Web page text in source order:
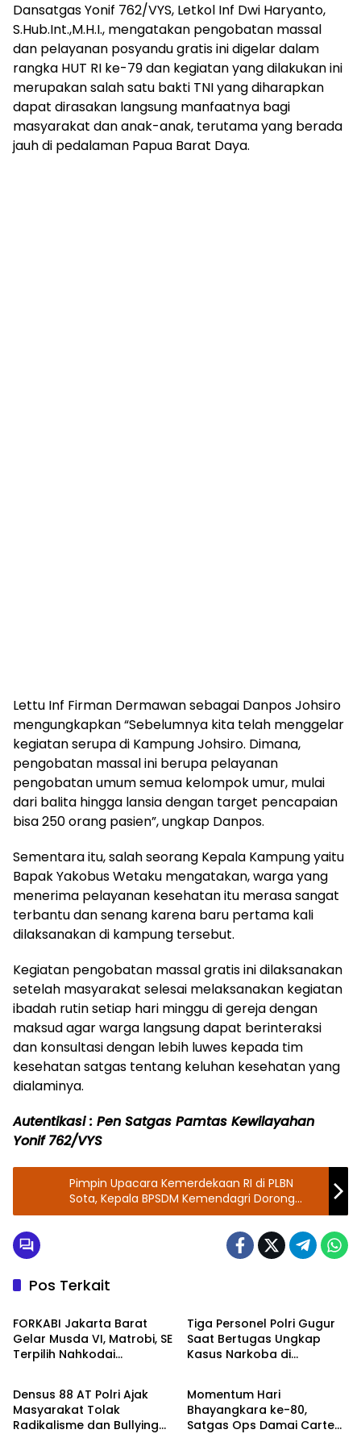
Dansatgas Yonif 762/VYS, Letkol Inf Dwi Haryanto,
S.Hub.Int.,M.H.I., mengatakan pengobatan massal
dan pelayanan posyandu gratis ini digelar dalam
rangka HUT RI ke-79 dan kegiatan yang dilakukan ini
merupakan salah satu bakti TNI yang diharapkan
dapat dirasakan langsung manfaatnya bagi
masyarakat dan anak-anak, terutama yang berada
jauh di pedalaman Papua Barat Daya.
Lettu Inf Firman Dermawan sebagai Danpos Johsiro
mengungkapkan “Sebelumnya kita telah menggelar
kegiatan serupa di Kampung Johsiro. Dimana,
pengobatan massal ini berupa pelayanan
pengobatan umum semua kelompok umur, mulai
dari balita hingga lansia dengan target pencapaian
bisa 250 orang pasien”, ungkap Danpos.
Sementara itu, salah seorang Kepala Kampung yaitu
Bapak Yakobus Wetaku mengatakan, warga yang
menerima pelayanan kesehatan itu merasa sangat
terbantu dan senang karena baru pertama kali
dilaksanakan di kampung tersebut.
Kegiatan pengobatan massal gratis ini dilaksanakan
setelah masyarakat selesai melaksanakan kegiatan
ibadah rutin setiap hari minggu di gereja dengan
maksud agar warga langsung dapat berinteraksi
dan konsultasi dengan lebih luwes kepada tim
kesehatan satgas tentang keluhan kesehatan yang
dialaminya.
Autentikasi : Pen Satgas Pamtas Kewilayahan
Yonif 762/VYS
Pimpin Upacara Kemerdekaan RI di PLBN
Sota, Kepala BPSDM Kemendagri Dorong
Peningkatan Nilai Produk Masyarakat
Pos Terkait
Berita
FORKABI Jakarta Barat
Gelar Musda VI, Matrobi, SE
Terpilih Nahkodai
Tiga Personel Polri Gugur
Saat Bertugas Ungkap
Kasus Narkoba di
Biasa Anumerta
TNI - POLRI
Densus 88 AT Polri Ajak
Masyarakat Tolak
Radikalisme dan Bullying
TNI - POLRI
Momentum Hari
Bhayangkara ke-80,
Satgas Ops Damai Cartenz
TNI - POLRI DPR RI